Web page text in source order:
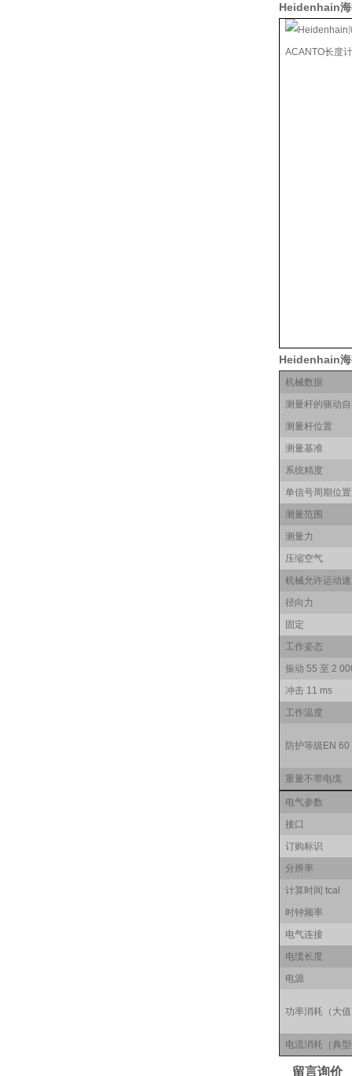
Heidenhain
Heidenhain
机械数据
测量杆的驱动
测量杆位置
测量基准
系统精度
单信号周期位
测量范围
测量力
压缩空气
机械允许运动
径向力
固定
工作姿态
振动 55 至 2
冲击 11 ms
工作温度
防护等级EN
重量不带电缆
电气参数
接口
订购标识
分辨率
计算时间 tcal
时钟频率
电气连接
电缆长度
电源
功率消耗（大
电流消耗（典
留言询价